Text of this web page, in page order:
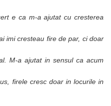
e ca m-a ajutat cu cresterea
imi cresteau fire de par, ci doar
M-a ajutat in sensul ca acum
firele cresc doar in locurile in